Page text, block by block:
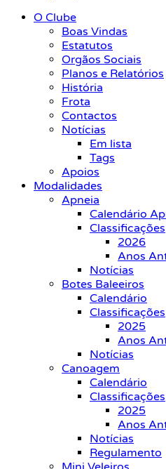
O Clube
Boas Vindas
Estatutos
Orgãos Sociais
Planos e Relatórios
História
Frota
Contactos
Notícias
Em lista
Tags
Apoios
Modalidades
Apneia
Calendário
Classificações
2026
Anos
Notícias
Botes Baleeiros
Calendário
Classificações
2025
Anos
Notícias
Canoagem
Calendário
Classificações
2025
Anos
Notícias
Regulamento